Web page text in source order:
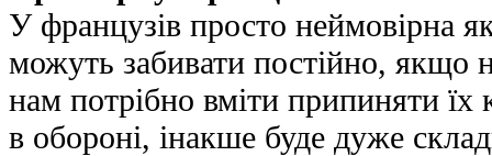
У французів просто неймовірна
можуть забивати постійно, якщо
нам потрібно вміти припиняти їх
в обороні, інакше буде дуже